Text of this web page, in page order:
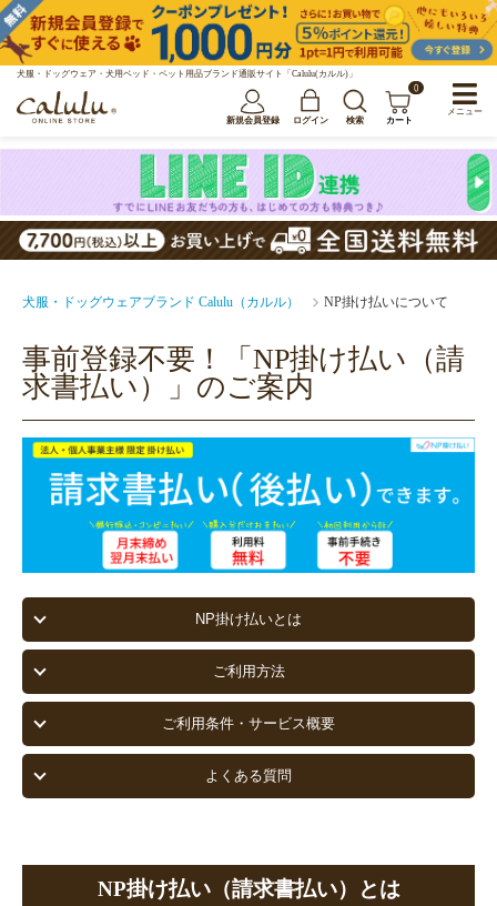
犬服・ドッグウェア・犬用ベッド・ペット用品ブランド通販サイト「Calulu(カルル)」
新規会員登録 ログイン 検索
0
カート
犬服・ドッグウェアブランド Calulu（カルル） NP掛け払いについて
事前登録不要！「NP掛け払い（請
求書払い）」のご案内
NP掛け払いとは
ご利用方法
ご利用条件・サービス概要
よくある質問
NP掛け払い（請求書払い）とは
メニュー